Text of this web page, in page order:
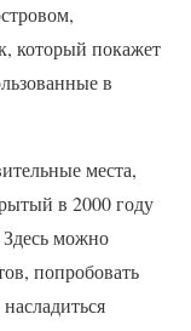
который покажет
в
места,
в 2000 году
можно
попробовать